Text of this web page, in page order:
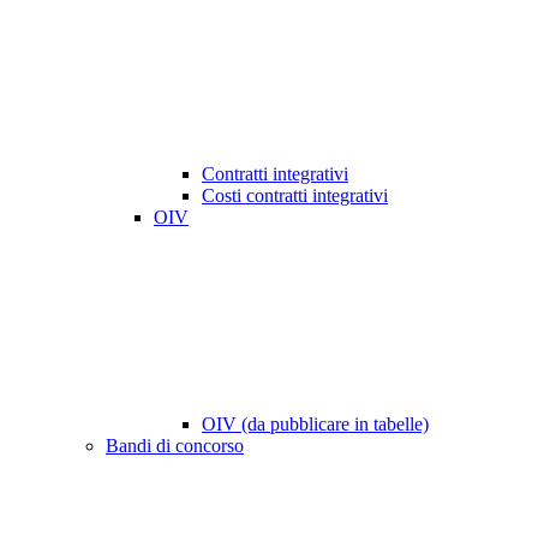
Contratti integrativi
Costi contratti integrativi
OIV
OIV (da pubblicare in tabelle)
Bandi di concorso